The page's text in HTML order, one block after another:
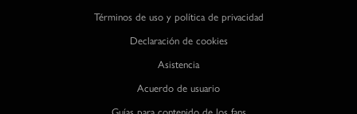
Términos de uso y política de privacidad
Declaración de cookies
Asistencia
Acuerdo de usuario